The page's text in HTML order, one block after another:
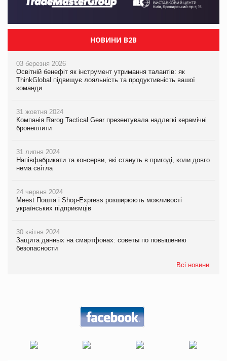
НОВИНИ B2B
03 березня 2026
Освітній бенефіт як інструмент утримання талантів: як
ThinkGlobal підвищує лояльність та продуктивність вашої
команди
31 жовтня 2024
Компанія Rarog Tactical Gear презентувала надлегкі керамічні
бронеплити
31 липня 2024
Напівфабрикати та консерви, які стануть в пригоді, коли довго
нема світла
24 червня 2024
Meest Пошта і Shop-Express розширюють можливості
українських підприємців
30 квітня 2024
Защита данных на смартфонах: советы по повышению
безопасности
Всі новини